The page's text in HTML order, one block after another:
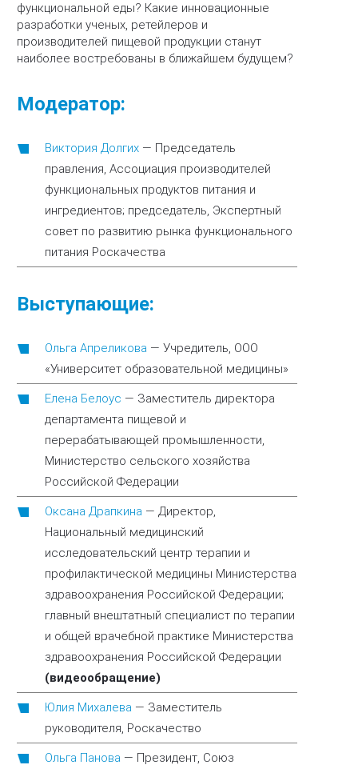
функциональной еды? Какие инновационные
разработки ученых, ретейлеров и
производителей пищевой продукции станут
наиболее востребованы в ближайшем будущем?
Модератор:
Виктория Долгих — Председатель
правления, Ассоциация производителей
функциональных продуктов питания и
ингредиентов; председатель, Экспертный
совет по развитию рынка функционального
питания Роскачества
Выступающие:
Ольга Апреликова — Учредитель, ООО
«Университет образовательной медицины»
Елена Белоус — Заместитель директора
департамента пищевой и
перерабатывающей промышленности,
Министерство сельского хозяйства
Российской Федерации
Оксана Драпкина — Директор,
Национальный медицинский
исследовательский центр терапии и
профилактической медицины Министерства
здравоохранения Российской Федерации;
главный внештатный специалист по терапии
и общей врачебной практике Министерства
здравоохранения Российской Федерации
(видеообращение)
Юлия Михалева — Заместитель
руководителя, Роскачество
Ольга Панова — Президент, Союз